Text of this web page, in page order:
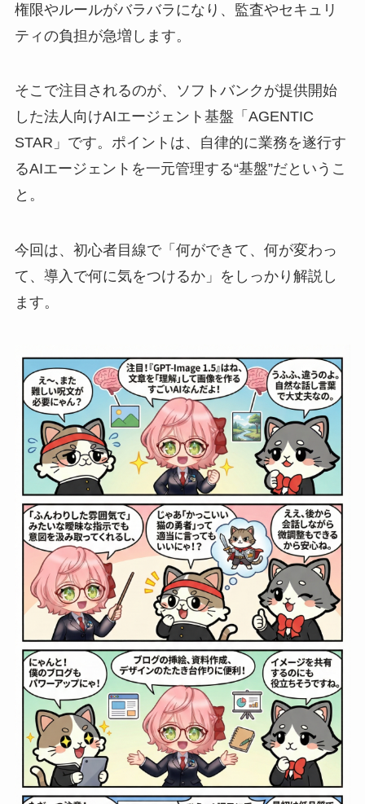
権限やルールがバラバラになり、監査やセキュリ
ティの負担が急増します。
そこで注目されるのが、ソフトバンクが提供開始
した法人向けAIエージェント基盤「AGENTIC
STAR」です。ポイントは、自律的に業務を遂行す
るAIエージェントを一元管理する“基盤”だというこ
と。
今回は、初心者目線で「何ができて、何が変わっ
て、導入で何に気をつけるか」をしっかり解説し
ます。